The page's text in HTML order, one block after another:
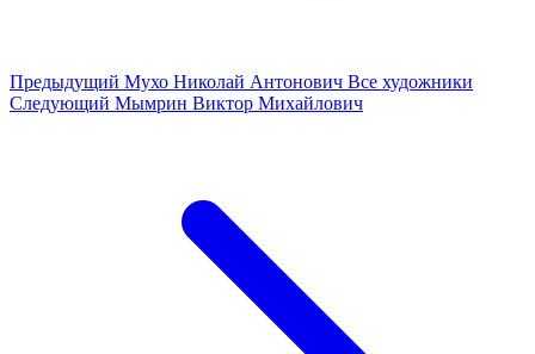
Предыдущий Мухо Николай Антонович Все художники
Следующий Мымрин Виктор Михайлович